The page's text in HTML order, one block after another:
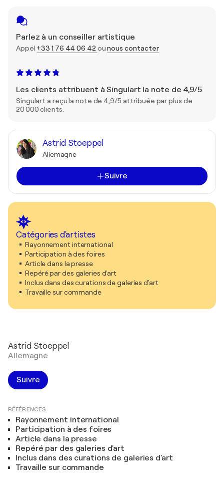
Parlez à un conseiller artistique
Appel +33 1 76 44 06 42 ounous contacter
Les clients attribuent à Singulart la note de 4,9/5
Singulart a reçu la note de 4,9/5 attribuée par plus de
20 000 clients.
Astrid Stoeppel
Allemagne
Suivre
Catégories d'artistes
Rayonnement international
Participation à des foires
Article dans la presse
Repéré par des galeries d'art
Inclus dans des curations de galeries d'art
Travaille sur commande
Astrid Stoeppel
Allemagne
Suivre
RÉFÉRENCES
Rayonnement international
Participation à des foires
Article dans la presse
Repéré par des galeries d'art
Inclus dans des curations de galeries d'art
Travaille sur commande